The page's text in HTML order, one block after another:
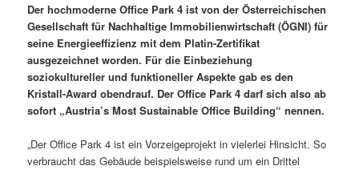
Der hochmoderne Office Park 4 ist von der Österreichischen
Gesellschaft für Nachhaltige Immobilienwirtschaft (ÖGNI) für
seine Energieeffizienz mit dem Platin-Zertifikat
ausgezeichnet worden. Für die Einbeziehung
soziokultureller und funktioneller Aspekte gab es den
Kristall-Award obendrauf. Der Office Park 4 darf sich also ab
sofort „Austria’s Most Sustainable Office Building“ nennen.
„Der Office Park 4 ist ein Vorzeigeprojekt in vielerlei Hinsicht. So
verbraucht das Gebäude beispielsweise rund um ein Drittel